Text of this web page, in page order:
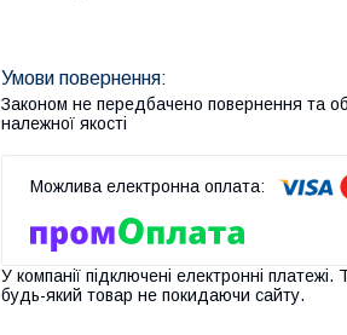
Законом не передбачено повернення та
належної якості
У компанії підключені електронні
будь-який товар не покидаючи сайту.